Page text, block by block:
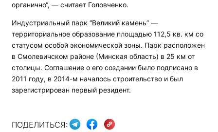
органично“, — считает Головченко.
Индустриальный парк “Великий камень” —
территориальное образование площадью 112,5 кв. км со
статусом особой экономической зоны. Парк расположен
в Смолевичском районе (Минская область) в 25 км от
столицы. Соглашение о его создании было подписано в
2011 году, в 2014-м началось строительство и был
зарегистрирован первый резидент.
ПОДЕЛИТЬСЯ: